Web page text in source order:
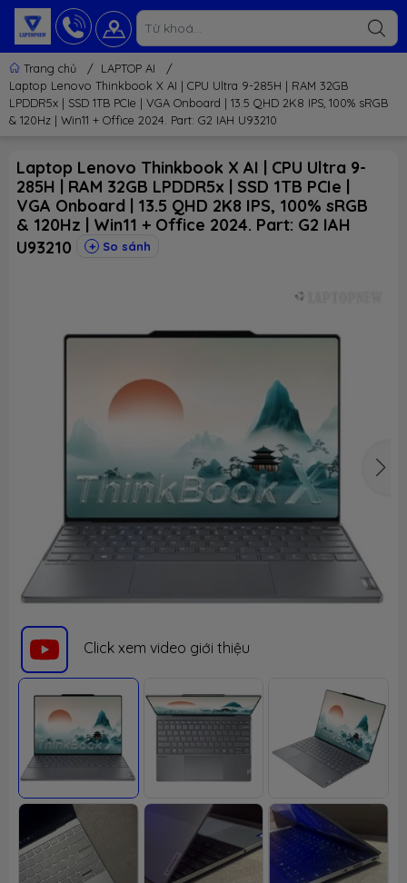
Trang chủ / LAPTOP AI
/
Laptop Lenovo Thinkbook X AI | CPU Ultra 9-285H | RAM 32GB
LPDDR5x | SSD 1TB PCIe | VGA Onboard | 13.5 QHD 2K8 IPS, 100% sRGB
& 120Hz | Win11 + Office 2024. Part: G2 IAH U93210
Laptop Lenovo Thinkbook X AI | CPU Ultra 9-
285H | RAM 32GB LPDDR5x | SSD 1TB PCIe |
VGA Onboard | 13.5 QHD 2K8 IPS, 100% sRGB
& 120Hz | Win11 + Office 2024. Part: G2 IAH
U93210
So sánh
Click xem video giới thiệu